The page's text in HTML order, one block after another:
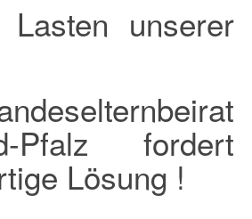
unserer
Pfalz fordert
Lösung !